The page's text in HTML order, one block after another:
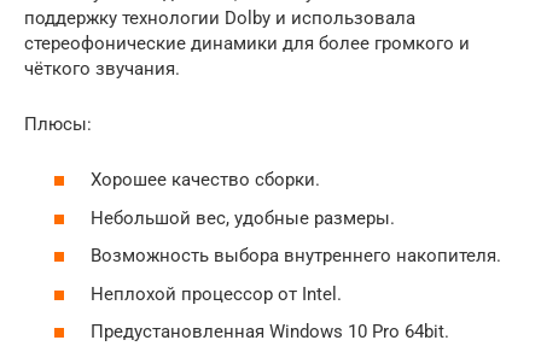
поддержку технологии Dolby и использовала
стереофонические динамики для более громкого и
чёткого звучания.
Плюсы:
Хорошее качество сборки.
Небольшой вес, удобные размеры.
Возможность выбора внутреннего накопителя.
Неплохой процессор от Intel.
Предустановленная Windows 10 Pro 64bit.